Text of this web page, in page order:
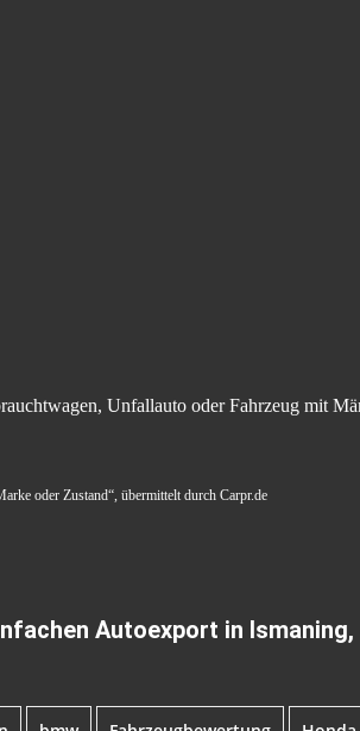
Unfallauto oder Fahrzeug mit
oder Zustand“, übermittelt durch Carpr.de
Autoexport in Ismaning,